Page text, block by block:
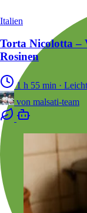
Italien
Torta Nicolotta –
Rosinen
1 h 55 min · Leicht
von malsati-team